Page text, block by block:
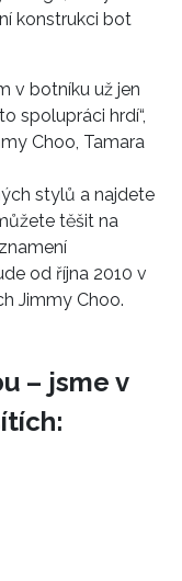
konstrukci bot
v botníku už jen
spolupráci hrdí“,
Choo, Tamara
stylů a najdete
těšit na
od října 2010 v
Jimmy Choo.
– jsme v